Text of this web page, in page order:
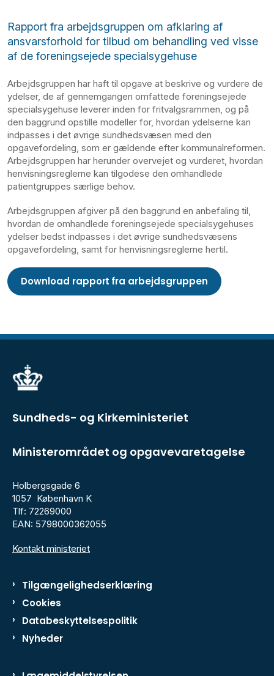
Rapport fra arbejdsgruppen om afklaring af
ansvarsforhold for tilbud om behandling ved visse
af de foreningsejede specialsygehuse
Arbejdsgruppen har haft til opgave at beskrive og vurdere de
ydelser, de af gennemgangen omfattede foreningsejede
specialsygehuse leverer inden for fritvalgsrammen, og på
den baggrund opstille modeller for, hvordan ydelserne kan
indpasses i det øvrige sundhedsvæsen med den
opgavefordeling, som er gældende efter kommunalreformen.
Arbejdsgruppen har herunder overvejet og vurderet, hvordan
henvisningsreglerne kan tilgodese den omhandlede
patientgruppes særlige behov.
Arbejdsgruppen afgiver på den baggrund en anbefaling til,
hvordan de omhandlede foreningsejede specialsygehuses
ydelser bedst indpasses i det øvrige sundhedsvæsens
opgavefordeling, samt for henvisningsreglerne hertil.
Download rapport fra arbejdsgruppen
Sundheds- og Kirkeministeriet
Ministerområdet og opgavevaretagelse
Holbergsgade 6
1057 København K
Tlf: 72269000
EAN: 5798000362055
Kontakt ministeriet
Tilgængelighedserklæring
Cookies
Databeskyttelsespolitik
Nyheder